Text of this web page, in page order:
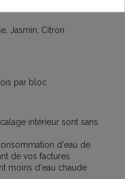
Jasmin, Citron
par bloc
intérieur sont sans
d'eau de
de vos factures
moins d'eau chaude